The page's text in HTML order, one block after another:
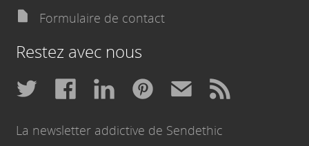
Formulaire de contact
Restez avec nous
La newsletter addictive de Sendethic